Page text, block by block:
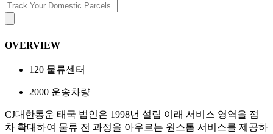
OVERVIEW
120 물류센터
2000 운송차량
CJ대한통운 태국 법인은 1998년 설립 이래 서비스 영역을 점
차 확대하여 물류 전 과정을 아우르는 원스톱 서비스를 제공하